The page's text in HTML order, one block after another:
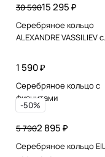
15 295 ₽
30 590
Серебряное кольцо
ALEXANDRE VASSILIEV с
1 590 ₽
Серебряное кольцо с
фианитами
-50%
2 895 ₽
5 790
Серебряное кольцо EILAT с